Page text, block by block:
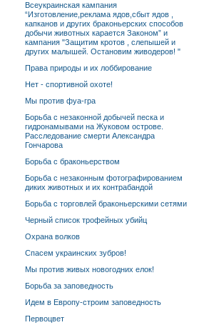
Всеукраинская кампания
“Изготовление,реклама ядов,сбыт ядов ,
капканов и других браконьерских способов
добычи животных карается Законом” и
кампания "Защитим кротов , слепышей и
других малышей. Остановим живодеров! "
Права природы и их лоббирование
Нет - спортивной охоте!
Мы против фуа-гра
Борьба с незаконной добычей песка и
гидронамывами на Жуковом острове.
Расследование смерти Александра
Гончарова
Борьба с браконьерством
Борьба с незаконным фотографированием
диких животных и их контрабандой
Борьба с торговлей браконьерскими сетями
Черный список трофейных убийц
Охрана волков
Спасем украинских зубров!
Мы против живых новогодних елок!
Борьба за заповедность
Идем в Европу-строим заповедность
Первоцвет